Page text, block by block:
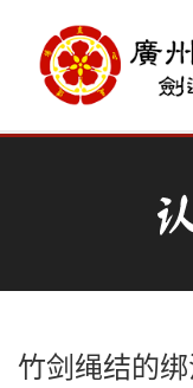
竹剑绳结的